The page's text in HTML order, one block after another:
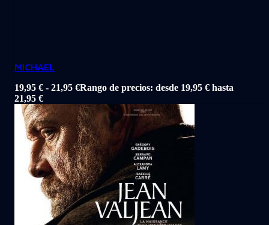
MICHAEL
19,95 € - 21,95 €Rango de precios: desde 19,95 € hasta
21,95 €